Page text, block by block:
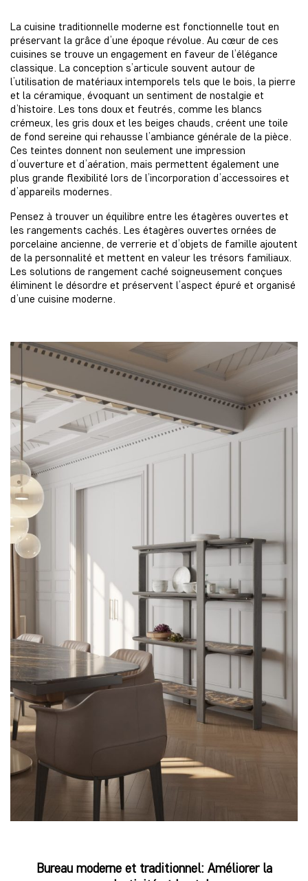
La cuisine traditionnelle moderne est fonctionnelle tout en
préservant la grâce d’une époque révolue. Au cœur de ces
cuisines se trouve un engagement en faveur de l’élégance
classique. La conception s’articule souvent autour de
l’utilisation de matériaux intemporels tels que le bois, la pierre
et la céramique, évoquant un sentiment de nostalgie et
d’histoire. Les tons doux et feutrés, comme les blancs
crémeux, les gris doux et les beiges chauds, créent une toile
de fond sereine qui rehausse l’ambiance générale de la pièce.
Ces teintes donnent non seulement une impression
d’ouverture et d’aération, mais permettent également une
plus grande flexibilité lors de l’incorporation d’accessoires et
d’appareils modernes.
Pensez à trouver un équilibre entre les étagères ouvertes et
les rangements cachés. Les étagères ouvertes ornées de
porcelaine ancienne, de verrerie et d’objets de famille ajoutent
de la personnalité et mettent en valeur les trésors familiaux.
Les solutions de rangement caché soigneusement conçues
éliminent le désordre et préservent l’aspect épuré et organisé
d’une cuisine moderne.
Bureau moderne et traditionnel: Améliorer la